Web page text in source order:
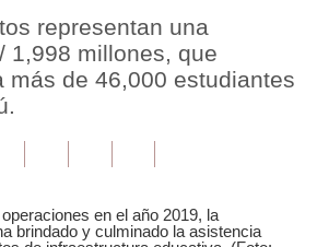
representan una
1,998 millones, que
más de 46,000 estudiantes